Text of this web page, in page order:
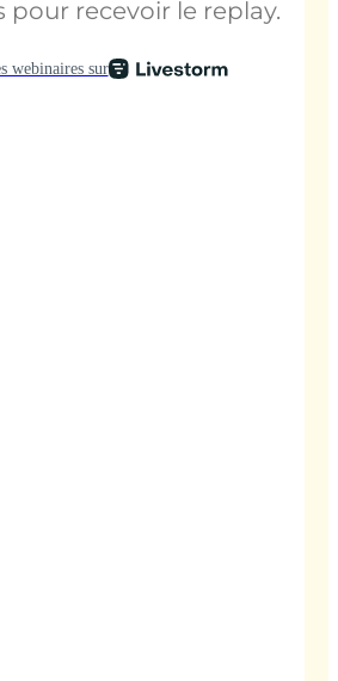
pour recevoir le replay.